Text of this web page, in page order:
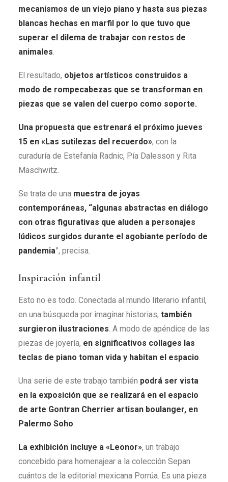
mecanismos de un viejo piano y hasta sus piezas
blancas hechas en marfil por lo que tuvo que
superar el dilema de trabajar con restos de
animales.
El resultado, objetos artísticos construidos a
modo de rompecabezas que se transforman en
piezas que se valen del cuerpo como soporte.
Una propuesta que estrenará el próximo jueves
15 en «Las sutilezas del recuerdo», con la
curaduría de Estefanía Radnic, Pía Dalesson y Rita
Maschwitz.
Se trata de una muestra de joyas
contemporáneas, “algunas abstractas en diálogo
con otras figurativas que aluden a personajes
lúdicos surgidos durante el agobiante período de
pandemia”, precisa.
Inspiración infantil
Esto no es todo. Conectada al mundo literario infantil,
en una búsqueda por imaginar historias, también
surgieron ilustraciones. A modo de apéndice de las
piezas de joyería, en significativos collages las
teclas de piano toman vida y habitan el espacio.
Una serie de este trabajo también podrá ser vista
en la exposición que se realizará en el espacio
de arte Gontran Cherrier artisan boulanger, en
Palermo Soho.
La exhibición incluye a «Leonor», un trabajo
concebido para homenajear a la colección Sepan
cuántos de la editorial mexicana Porrúa. Es una pieza